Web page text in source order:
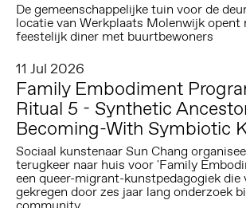
De gemeenschappelijke tuin voor de
locatie van Werkplaats Molenwijk opent
feestelijk diner met buurtbewoners
11 Jul 2026
Family Embodiment
Ritual 5 - Synthetic
Becoming-With Symbiotic
Sociaal kunstenaar Sun Chang
terugkeer naar huis voor 'Family
een queer-migrant-kunstpedagogiek die
gekregen door zes jaar lang onderzoek